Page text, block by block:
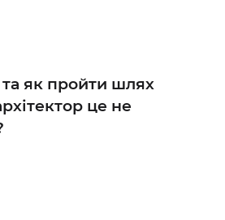
та як пройти шлях
це не